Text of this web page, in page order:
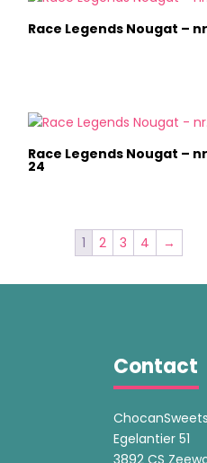
Race Legends Nougat –
Race Legends Nougat –
24
1 2 3 4 →
Contact
ChocanSweets
Egelantier 51
3892 CS